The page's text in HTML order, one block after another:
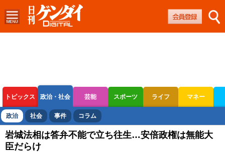
トピックス 政治・社会 芸能 スポーツ ライフ マネー
ボートレース 競輪 オートレース
政治 社会 事件 コラム
岩城法相は答弁不能で立ち往生…安倍政権は無能大
臣だらけ